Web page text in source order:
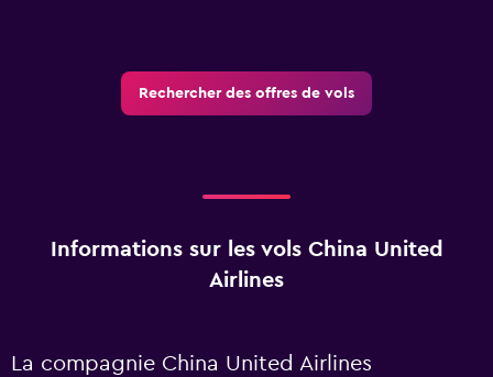
Rechercher des offres de vols
Informations sur les vols China United
Airlines
La compagnie China United Airlines